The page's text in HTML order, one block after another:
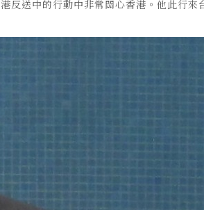
送中的行動中非常關心香港。他此行